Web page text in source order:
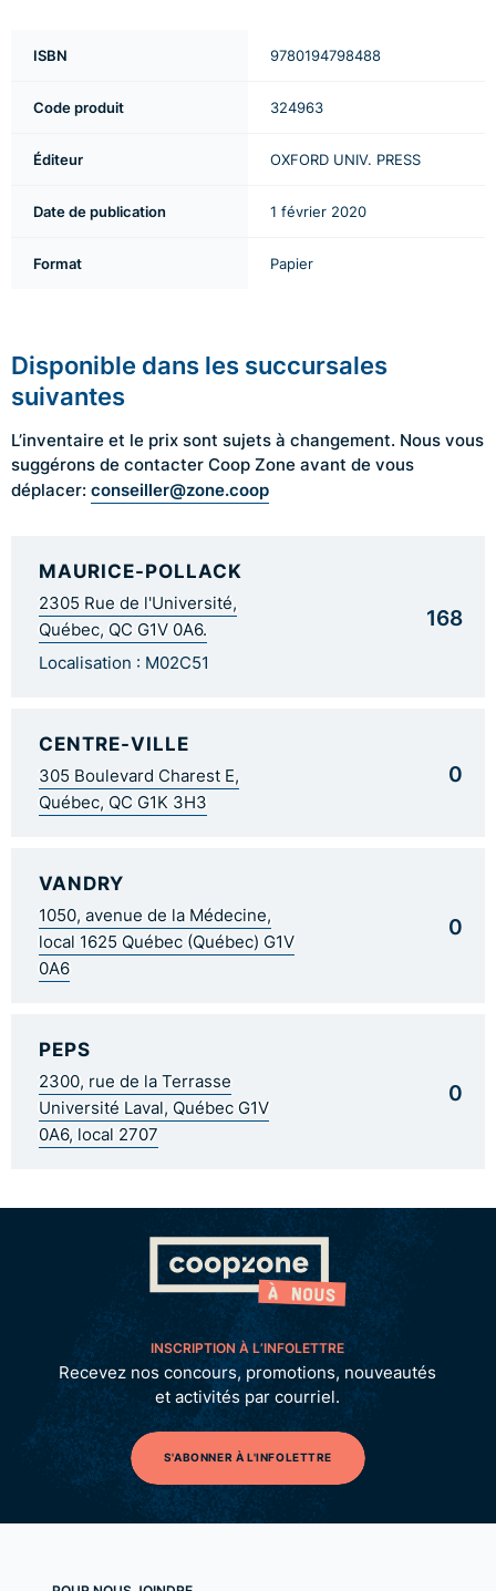
ISBN 9780194798488
Code produit 324963
Éditeur OXFORD UNIV. PRESS
Date de publication 1 février 2020
Format Papier
Disponible dans les succursales
suivantes
L’inventaire et le prix sont sujets à changement. Nous vous
suggérons de contacter Coop Zone avant de vous
déplacer: conseiller@zone.coop
MAURICE-POLLACK
2305 Rue de l'Université,
Québec, QC G1V 0A6.
Localisation : M02C51
168
CENTRE-VILLE
305 Boulevard Charest E,
Québec, QC G1K 3H3
0
VANDRY
1050, avenue de la Médecine,
local 1625 Québec (Québec) G1V
0A6
0
PEPS
2300, rue de la Terrasse
Université Laval, Québec G1V
0A6, local 2707
0
INSCRIPTION À L’INFOLETTRE
Recevez nos concours, promotions, nouveautés
et activités par courriel.
S'ABONNER À L'INFOLETTRE